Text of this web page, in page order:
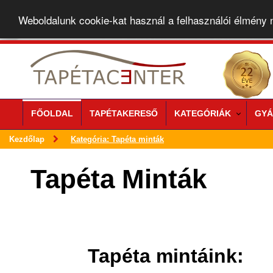
Weboldalunk cookie-kat használ a felhasználói élmény
FŐOLDAL TAPÉTAKERESŐ KATEGÓRIÁK
Kezdőlap Kategória: Tapéta minták
Tapéta Minták
Tapéta mintáink: